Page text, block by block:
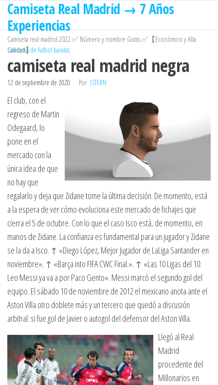
Saltar
contenido
Camiseta Real Madrid → 7 Años
Experiencias
Camiseta real madrid 2022 ✅ Número y nombre Gratis ✅【Económico y Alta
Calidad】
camisetas de futbol baratas
camiseta real madrid negra
12 de septiembre de 2020 Por ISTERN
El club, con el
regreso de Martin
Odegaard, lo
pone en el
mercado con la
única idea de que
no hay que
regalarlo y deja que Zidane tome la última decisión. De momento, está
a la espera de ver cómo evoluciona este mercado de fichajes que
cierra el 5 de octubre. Con lo que el caso Isco está, de momento, en
manos de Zidane. La confianza es fundamental para un jugador y Zidane
se la da a Isco. ↑ «Diego López, Mejor Jugador de LaLiga Santander en
noviembre». ↑ «Barça into FIFA CWC Final.». ↑ «Las 10 Ligas del 10:
Leo Messi ya va a por Paco Gento». Messi marcó el segundo gol del
equipo. El sábado 10 de noviembre de 2012 el mexicano anota ante el
Aston Villa otro doblete más y un tercero que quedó a discusión
arbitral: si fue gol de Javier o autogol del defensor del Aston Villa.
Llegó al Real
Madrid
procedente del
Millonarios en